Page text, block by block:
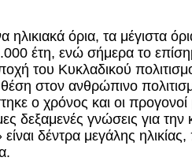
όρια, τα μέγιστα
έτη, ενώ σήμερα το
του Κυκλαδικού
θέση στον ανθρώπινο
ο χρόνος και οι
δεξαμενές γνώσεις για
δέντρα μεγάλης